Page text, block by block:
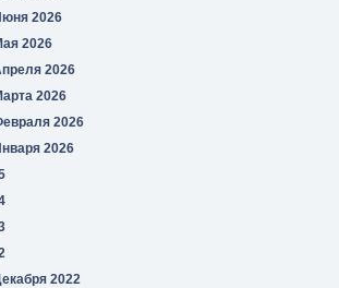
2026
2026
2026
2026
2026
2026
2022